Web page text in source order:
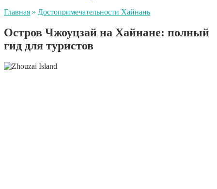
Главная » Достопримечательности Хайнань
Остров Чжоуцзай на Хайнане: полный
гид для туристов